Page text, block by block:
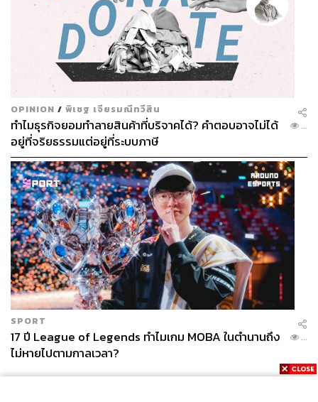
OPINION / พิเชฐ เจียรมณีทวีสิน
ทำไมธุรกิจยอมทำลายสินค้าที่บริจาคได้? คำตอบอาจไม่ได้
อยู่ที่จริยธรรมแต่อยู่ที่ระบบภาษี
...
SPORT
17 ปี League of Legends ทำไมเกม MOBA ในตำนานถึง
ไม่หายไปตามกาลเวลา?
...